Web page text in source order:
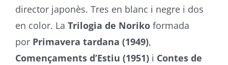
director japonès. Tres en blanc i negre i dos
en color. La Trilogia de Norikoformada
por Primavera tardana (1949),
Començaments d’Estiu (1951)i Contes de